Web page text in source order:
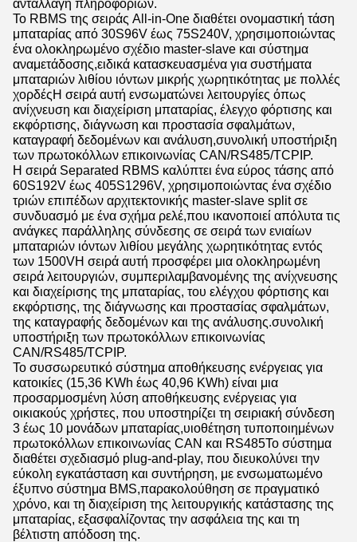
ανταλλαγή πληροφοριών.
Το RBMS της σειράς All-in-One διαθέτει ονομαστική τάση
μπαταρίας από 30S96V έως 75S240V, χρησιμοποιώντας
ένα ολοκληρωμένο σχέδιο master-slave και σύστημα
αναμετάδοσης,ειδικά κατασκευασμένα για συστήματα
μπαταριών λιθίου ιόντων μικρής χωρητικότητας με πολλές
χορδέςΗ σειρά αυτή ενσωματώνει λειτουργίες όπως
ανίχνευση και διαχείριση μπαταρίας, έλεγχο φόρτισης και
εκφόρτισης, διάγνωση και προστασία σφαλμάτων,
καταγραφή δεδομένων και ανάλυση,συνολική υποστήριξη
των πρωτοκόλλων επικοινωνίας CAN/RS485/TCPIP.
Η σειρά Separated RBMS καλύπτει ένα εύρος τάσης από
60S192V έως 405S1296V, χρησιμοποιώντας ένα σχέδιο
τριών επιπέδων αρχιτεκτονικής master-slave split σε
συνδυασμό με ένα σχήμα ρελέ,που ικανοποιεί απόλυτα τις
ανάγκες παράλληλης σύνδεσης σε σειρά των ενιαίων
μπαταριών ιόντων λιθίου μεγάλης χωρητικότητας εντός
των 1500VΗ σειρά αυτή προσφέρει μια ολοκληρωμένη
σειρά λειτουργιών, συμπεριλαμβανομένης της ανίχνευσης
και διαχείρισης της μπαταρίας, του ελέγχου φόρτισης και
εκφόρτισης, της διάγνωσης και προστασίας σφαλμάτων,
της καταγραφής δεδομένων και της ανάλυσης.συνολική
υποστήριξη των πρωτοκόλλων επικοινωνίας
CAN/RS485/TCPIP.
Το συσσωρευτικό σύστημα αποθήκευσης ενέργειας για
κατοικίες (15,36 KWh έως 40,96 KWh) είναι μια
προσαρμοσμένη λύση αποθήκευσης ενέργειας για
οικιακούς χρήστες, που υποστηρίζει τη σειριακή σύνδεση
3 έως 10 μονάδων μπαταρίας,υιοθέτηση τυποποιημένων
πρωτοκόλλων επικοινωνίας CAN και RS485Το σύστημα
διαθέτει σχεδιασμό plug-and-play, που διευκολύνει την
εύκολη εγκατάσταση και συντήρηση, με ενσωματωμένο
έξυπνο σύστημα BMS,παρακολούθηση σε πραγματικό
χρόνο, και τη διαχείριση της λειτουργικής κατάστασης της
μπαταρίας, εξασφαλίζοντας την ασφάλεια της και τη
βέλτιστη απόδοση της.